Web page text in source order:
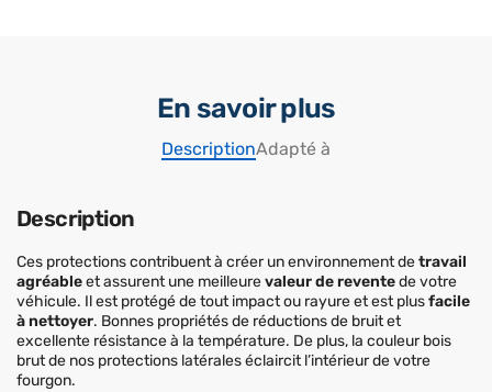
En savoir plus
DescriptionAdapté à
Description
Ces protections contribuent à créer un environnement detravail
agréableet assurent une meilleurevaleur de reventede votre
véhicule. Il est protégé de tout impact ou rayure et est plusfacile
à nettoyer. Bonnes propriétés de réductions de bruit et
excellente résistance à la température. De plus, la couleur bois
brut de nos protections latérales éclaircit l’intérieur de votre
fourgon.